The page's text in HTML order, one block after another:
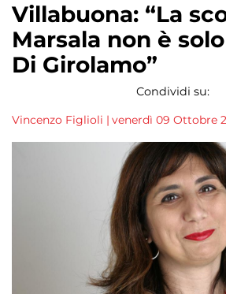
Villabuona: “La
Marsala non è
Di Girolamo”
Condividi su:
Vincenzo Figlioli | venerdì 09 Ottobre